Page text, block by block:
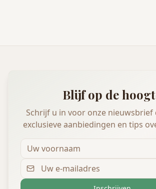
Blijf op de
Schrijf u in voor onze nieuwsbrief
exclusieve aanbiedingen en tips